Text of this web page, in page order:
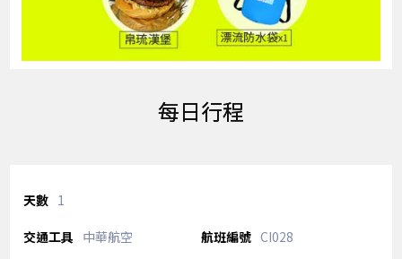
每日行程
1
中華航空 CI028